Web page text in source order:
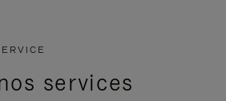
services